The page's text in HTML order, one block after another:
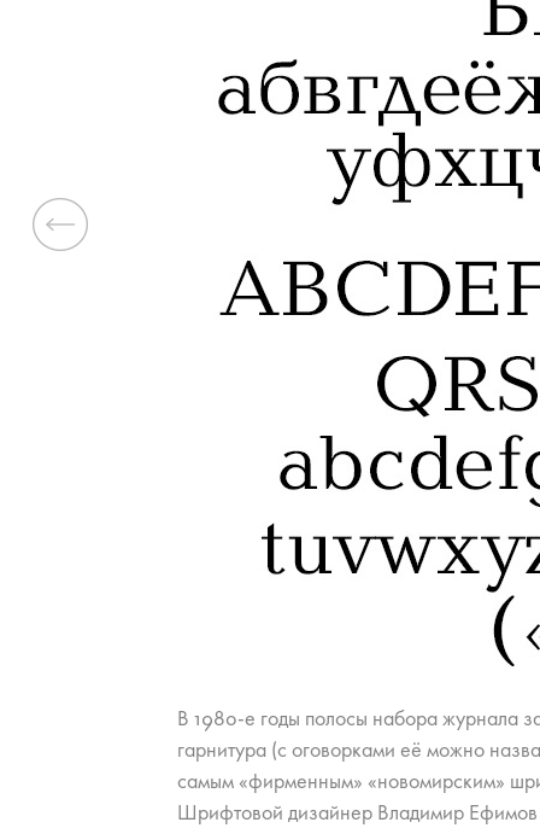
В 1980-е го­ды по­ло­сы на­бо­ра жур­на­ла
гар­ни­ту­ра (с ого­вор­ка­ми её мож­но
са­мым «фир­мен­ным» «но­во­ми­р­ским»
Шриф­то­вой ди­зай­нер Вла­ди­мир